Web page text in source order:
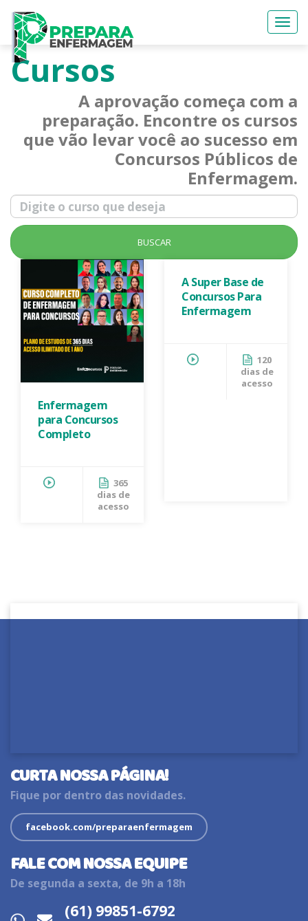
Cursos
A aprovação começa com a
preparação. Encontre os cursos
que vão levar você ao sucesso em
Concursos Públicos de
Enfermagem.
BUSCAR
Enfermagem
para Concursos
Completo
365
dias de
acesso
A Super Base de
Concursos Para
Enfermagem
120
dias de
acesso
CURTA NOSSA PÁGINA!
Fique por dentro das novidades.
facebook.com/preparaenfermagem
FALE COM NOSSA EQUIPE
De segunda a sexta, de 9h a 18h
(61) 99851-6792